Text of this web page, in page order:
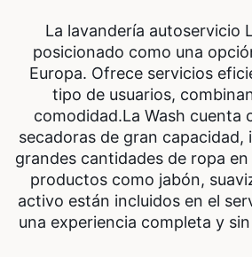
La lavandería autoservicio
posicionado como una
Europa. Ofrece servicios
tipo de usuarios,
comodidad.La Wash cuenta
secadoras de gran capacidad,
grandes cantidades de ropa
productos como jabón,
activo están incluidos en el
una experiencia completa y